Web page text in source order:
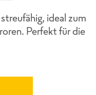
ideal zum
Perfekt für die